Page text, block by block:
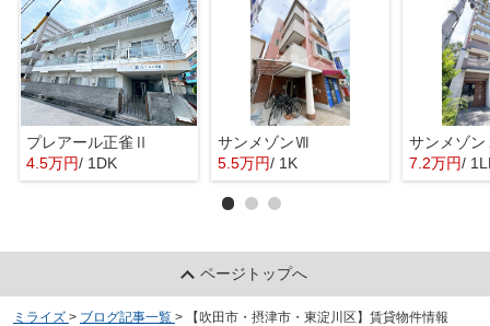
プレアール正雀Ⅱ
4.5万円/ 1DK
サンメゾンⅦ
5.5万円/ 1K
サンメゾン
7.2万円/
ページトップへ
ミライズ > ブログ記事一覧 > 【吹田市・摂津市・東淀川区】賃貸物件情報